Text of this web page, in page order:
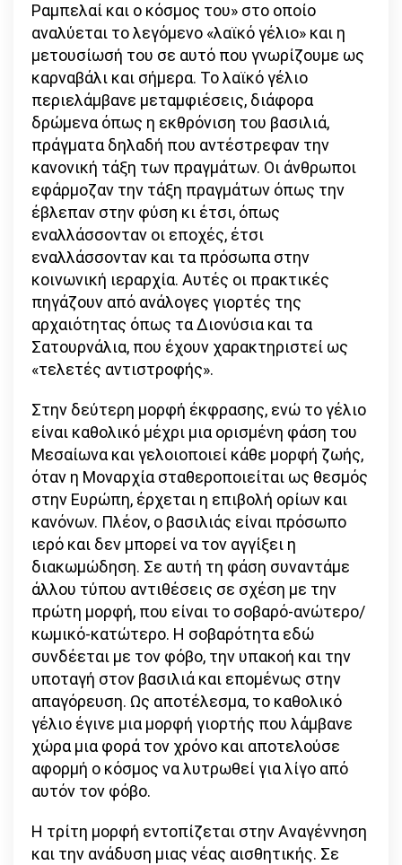
Ραμπελαί και ο κόσμος του» στο οποίο
αναλύεται το λεγόμενο «λαϊκό γέλιο» και η
μετουσίωσή του σε αυτό που γνωρίζουμε ως
καρναβάλι και σήμερα. Το λαϊκό γέλιο
περιελάμβανε μεταμφιέσεις, διάφορα
δρώμενα όπως η εκθρόνιση του βασιλιά,
πράγματα δηλαδή που αντέστρεφαν την
κανονική τάξη των πραγμάτων. Οι άνθρωποι
εφάρμοζαν την τάξη πραγμάτων όπως την
έβλεπαν στην φύση κι έτσι, όπως
εναλλάσσονταν οι εποχές, έτσι
εναλλάσσονταν και τα πρόσωπα στην
κοινωνική ιεραρχία. Αυτές οι πρακτικές
πηγάζουν από ανάλογες γιορτές της
αρχαιότητας όπως τα Διονύσια και τα
Σατουρνάλια, που έχουν χαρακτηριστεί ως
«τελετές αντιστροφής».
Στην δεύτερη μορφή έκφρασης, ενώ το γέλιο
είναι καθολικό μέχρι μια ορισμένη φάση του
Μεσαίωνα και γελοιοποιεί κάθε μορφή ζωής,
όταν η Μοναρχία σταθεροποιείται ως θεσμός
στην Ευρώπη, έρχεται η επιβολή ορίων και
κανόνων. Πλέον, ο βασιλιάς είναι πρόσωπο
ιερό και δεν μπορεί να τον αγγίξει η
διακωμώδηση. Σε αυτή τη φάση συναντάμε
άλλου τύπου αντιθέσεις σε σχέση με την
πρώτη μορφή, που είναι το σοβαρό-ανώτερο/
κωμικό-κατώτερο. Η σοβαρότητα εδώ
συνδέεται με τον φόβο, την υπακοή και την
υποταγή στον βασιλιά και επομένως στην
απαγόρευση. Ως αποτέλεσμα, το καθολικό
γέλιο έγινε μια μορφή γιορτής που λάμβανε
χώρα μια φορά τον χρόνο και αποτελούσε
αφορμή ο κόσμος να λυτρωθεί για λίγο από
αυτόν τον φόβο.
Η τρίτη μορφή εντοπίζεται στην Αναγέννηση
και την ανάδυση μιας νέας αισθητικής. Σε